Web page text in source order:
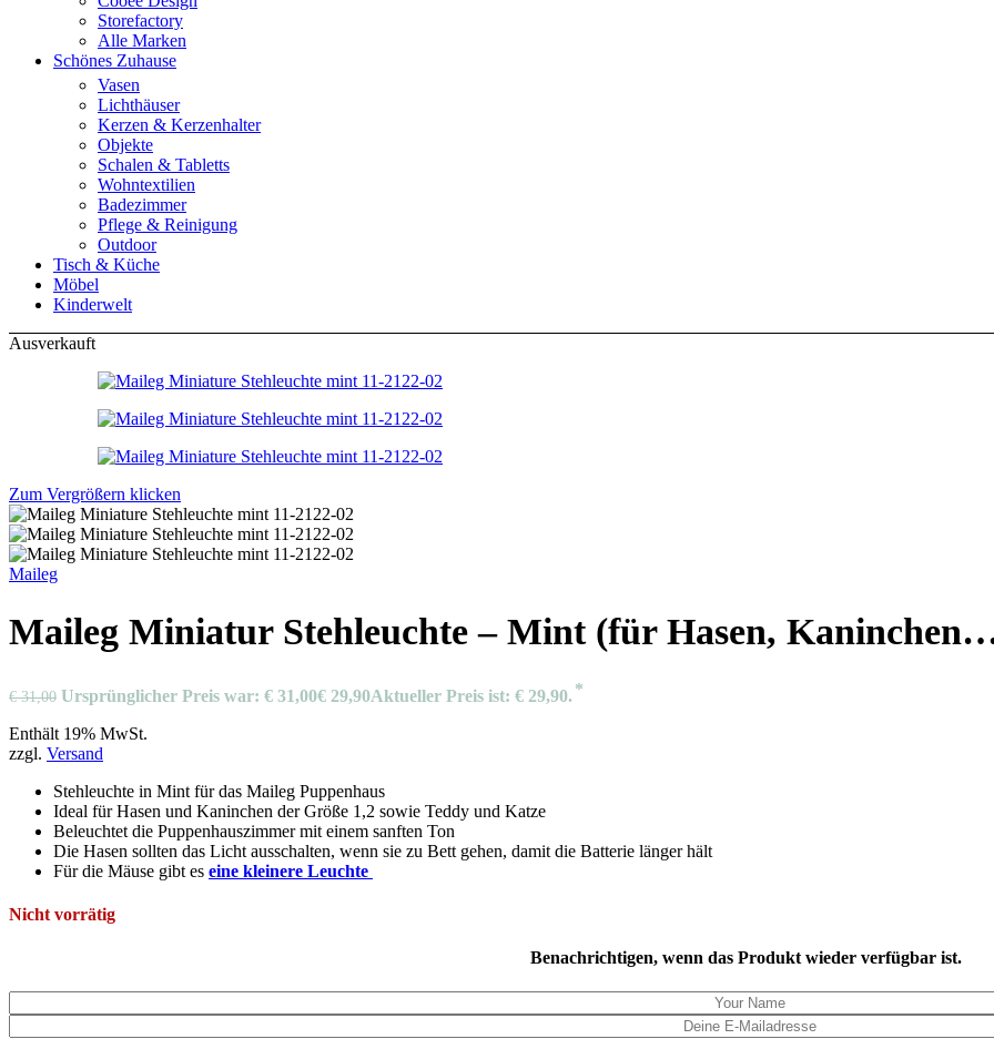
Storefactory
Alle Marken
Schönes Zuhause
Vasen
Lichthäuser
Kerzen & Kerzenhalter
Objekte
Schalen & Tabletts
Wohntextilien
Badezimmer
Pflege & Reinigung
Outdoor
Tisch & Küche
Möbel
Kinderwelt
Ausverkauft
Zum Vergrößern klicken
Maileg
Maileg Miniatur Stehleuchte – Mint (für Hasen,
€31,00 Ursprünglicher Preis war: € 31,00€ 29,90Aktueller Preis ist: € 29,90.
Enthält 19% MwSt.
zzgl. Versand
Stehleuchte in Mint für das Maileg Puppenhaus
Ideal für Hasen und Kaninchen der Größe 1,2 sowie Teddy und Katze
Beleuchtet die Puppenhauszimmer mit einem sanften Ton
Die Hasen sollten das Licht ausschalten, wenn sie zu Bett gehen, damit die Batterie länger hält
Für die Mäuse gibt es eine kleinere Leuchte
Nicht vorrätig
Benachrichtigen, wenn das Produkt wieder verfügbar ist.